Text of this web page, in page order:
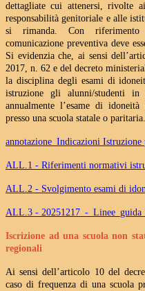
dettagliate cui attenersi, rivolte
responsabilità genitoriale e alle
si rimanda. Con riferimento
comunicazione preventiva deve
Si evidenzia che, ai sensi
2017, n. 62 e del decreto
la disciplina degli esami di
istruzione gli alunni/studenti in
annualmente l’esame di
presso una scuola statale o
annotazione_Indicazioni Istruzione
ALL.1 - Riferimenti normativi
ALL.2 - Svolgimento esami di
ALL.3 - 20251217_-
Iscrizione ad una scuola non
regionali
Ai sensi dell’articolo 10 del
caso di frequenza di una scuola